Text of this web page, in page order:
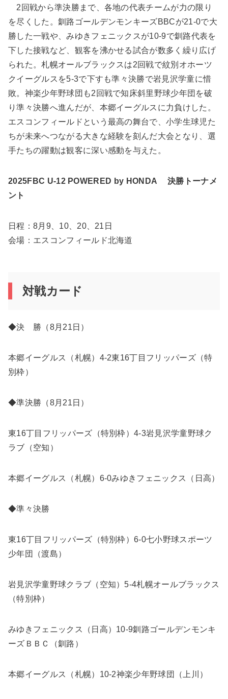
2回戦から準決勝まで、各地の代表チームが力の限り
を尽くした。釧路ゴールデンモンキーズBBCが21-0で大
勝した一戦や、みゆきフェニックスが10-9で釧路代表を
下した接戦など、観客を沸かせる試合が数多く繰り広げ
られた。札幌オールブラックスは2回戦で紋別オホーツ
クイーグルスを5-3で下すも準々決勝で岩見沢学童に惜
敗。神楽少年野球団も2回戦で知床斜里野球少年団を破
り準々決勝へ進んだが、本郷イーグルスに力負けした。
エスコンフィールドという最高の舞台で、小学生球児た
ちが未来へつながる大きな経験を刻んだ大会となり、選
手たちの躍動は観客に深い感動を与えた。
2025FBC U-12 POWERED by HONDA 決勝トーナメ
ント
日程：8月9、10、20、21日
会場：エスコンフィールド北海道
対戦カード
◆決 勝（8月21日）
本郷イーグルス（札幌）4-2東16丁目フリッパーズ（特
別枠）
◆準決勝（8月21日）
東16丁目フリッパーズ（特別枠）4-3岩見沢学童野球ク
ラブ（空知）
本郷イーグルス（札幌）6-0みゆきフェニックス（日高）
◆準々決勝
東16丁目フリッパーズ（特別枠）6-0七小野球スポーツ
少年団（渡島）
岩見沢学童野球クラブ（空知）5-4札幌オールブラックス
（特別枠）
みゆきフェニックス（日高）10-9釧路ゴールデンモンキ
ーズＢＢＣ（釧路）
本郷イーグルス（札幌）10-2神楽少年野球団（上川）